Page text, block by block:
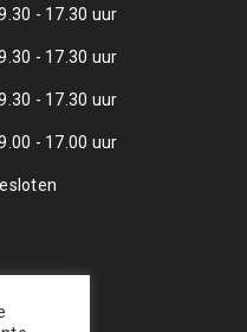
- 17.30 uur
- 17.30 uur
- 17.30 uur
- 17.00 uur